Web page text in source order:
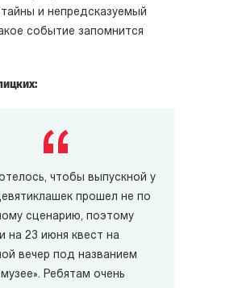
и непредсказуемый
событие запомнится
чтобы выпускной у
прошел не по
сценарию, поэтому
на 23 июня квест на
вечер под названием
Ребятам очень